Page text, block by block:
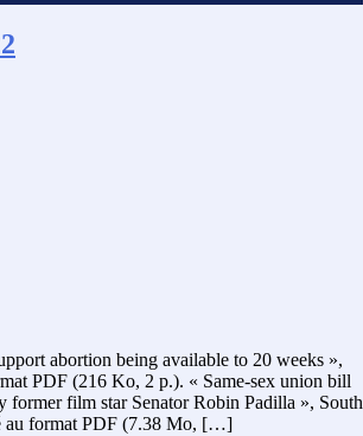
abortion being available to 20 weeks »,
PDF (216 Ko, 2 p.). « Same-sex union bill
film star Senator Robin Padilla », South
au format PDF (7.38 Mo, […]